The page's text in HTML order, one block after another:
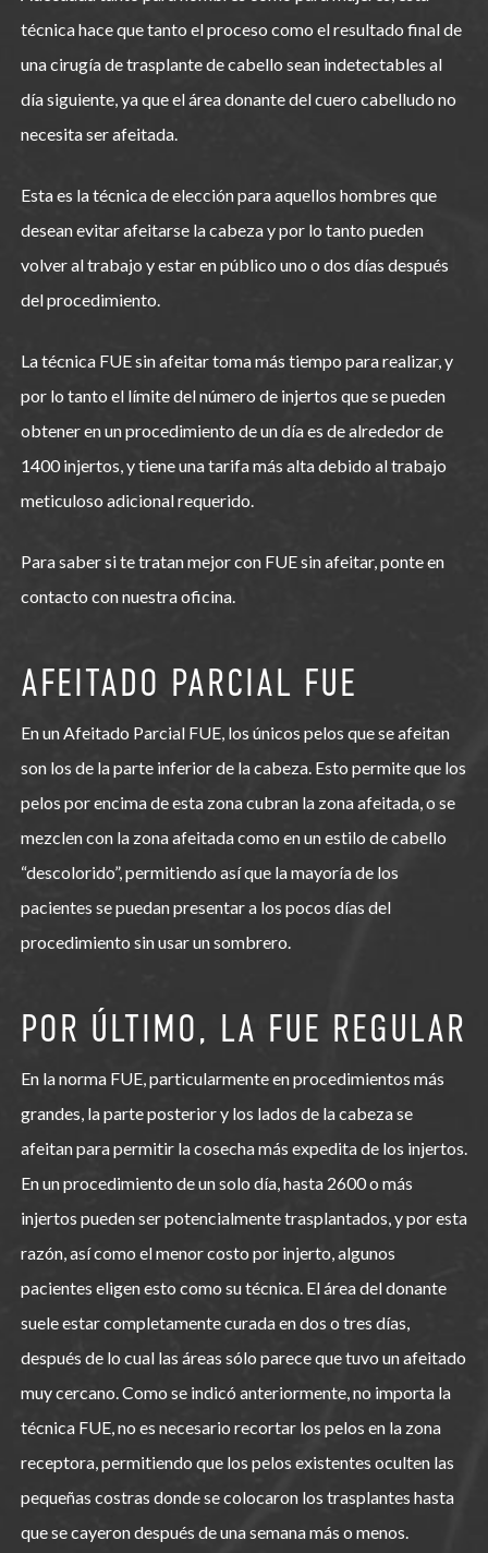
técnica hace que tanto el proceso como el resultado final de
una cirugía de trasplante de cabello sean indetectables al
día siguiente, ya que el área donante del cuero cabelludo no
necesita ser afeitada.
Esta es la técnica de elección para aquellos hombres que
desean evitar afeitarse la cabeza y por lo tanto pueden
volver al trabajo y estar en público uno o dos días después
del procedimiento.
La técnica FUE sin afeitar toma más tiempo para realizar, y
por lo tanto el límite del número de injertos que se pueden
obtener en un procedimiento de un día es de alrededor de
1400 injertos, y tiene una tarifa más alta debido al trabajo
meticuloso adicional requerido.
Para saber si te tratan mejor con FUE sin afeitar, ponte en
contacto con nuestra oficina.
AFEITADO PARCIAL FUE
En un Afeitado Parcial FUE, los únicos pelos que se afeitan
son los de la parte inferior de la cabeza. Esto permite que los
pelos por encima de esta zona cubran la zona afeitada, o se
mezclen con la zona afeitada como en un estilo de cabello
“descolorido”, permitiendo así que la mayoría de los
pacientes se puedan presentar a los pocos días del
procedimiento sin usar un sombrero.
POR ÚLTIMO, LA FUE REGULAR
En la norma FUE, particularmente en procedimientos más
grandes, la parte posterior y los lados de la cabeza se
afeitan para permitir la cosecha más expedita de los injertos.
En un procedimiento de un solo día, hasta 2600 o más
injertos pueden ser potencialmente trasplantados, y por esta
razón, así como el menor costo por injerto, algunos
pacientes eligen esto como su técnica. El área del donante
suele estar completamente curada en dos o tres días,
después de lo cual las áreas sólo parece que tuvo un afeitado
muy cercano. Como se indicó anteriormente, no importa la
técnica FUE, no es necesario recortar los pelos en la zona
receptora, permitiendo que los pelos existentes oculten las
pequeñas costras donde se colocaron los trasplantes hasta
que se cayeron después de una semana más o menos.